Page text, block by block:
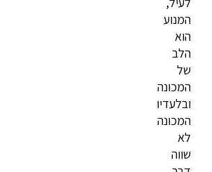
המנוע
הוא
הלב
של
המכונה
ובלעדיו
המכונה
לא
שווה